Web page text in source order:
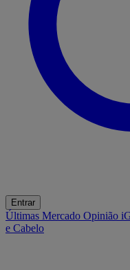
Entrar
Últimas Mercado Opinião
e Cabelo